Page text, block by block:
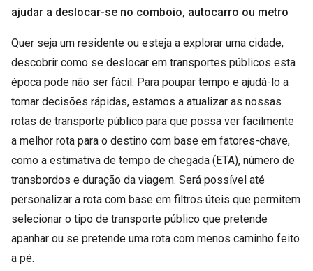
ajudar a deslocar-se no comboio, autocarro ou metro
Quer seja um residente ou esteja a explorar uma cidade,
descobrir como se deslocar em transportes públicos esta
época pode não ser fácil. Para poupar tempo e ajudá-lo a
tomar decisões rápidas, estamos a atualizar as nossas
rotas de transporte público para que possa ver facilmente
a melhor rota para o destino com base em fatores-chave,
como a estimativa de tempo de chegada (ETA), número de
transbordos e duração da viagem. Será possível até
personalizar a rota com base em filtros úteis que permitem
selecionar o tipo de transporte público que pretende
apanhar ou se pretende uma rota com menos caminho feito
a pé.